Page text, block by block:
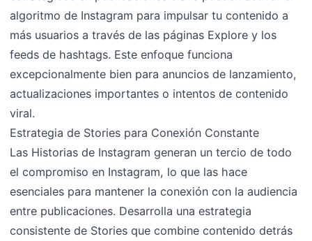
algoritmo de Instagram para impulsar tu contenido a
más usuarios a través de las páginas Explore y los
feeds de hashtags. Este enfoque funciona
excepcionalmente bien para anuncios de lanzamiento,
actualizaciones importantes o intentos de contenido
viral.
Estrategia de Stories para Conexión Constante
Las Historias de Instagram generan un tercio de todo
el compromiso en Instagram, lo que las hace
esenciales para mantener la conexión con la audiencia
entre publicaciones. Desarrolla una estrategia
consistente de Stories que combine contenido detrás